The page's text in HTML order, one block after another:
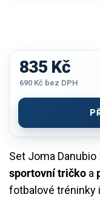
Set Joma
sportovní tričko a
fotbalové tréninky
835 Kč
690 Kč bez DPH
cena: